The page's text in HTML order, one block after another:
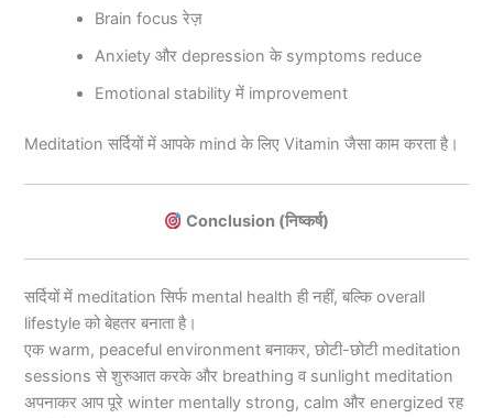
Brain focus रेज़
Anxiety और depression के symptoms reduce
Emotional stability में improvement
Meditation सर्दियों में आपके mind के लिए Vitamin जैसा काम करता है।
Conclusion (निष्कर्ष)
सर्दियों में meditation सिर्फ mental health ही नहीं, बल्कि overall
lifestyle को बेहतर बनाता है।
एक warm, peaceful environment बनाकर, छोटी-छोटी meditation
sessions से शुरुआत करके और breathing व sunlight meditation
अपनाकर आप पूरे winter mentally strong, calm और energized रह